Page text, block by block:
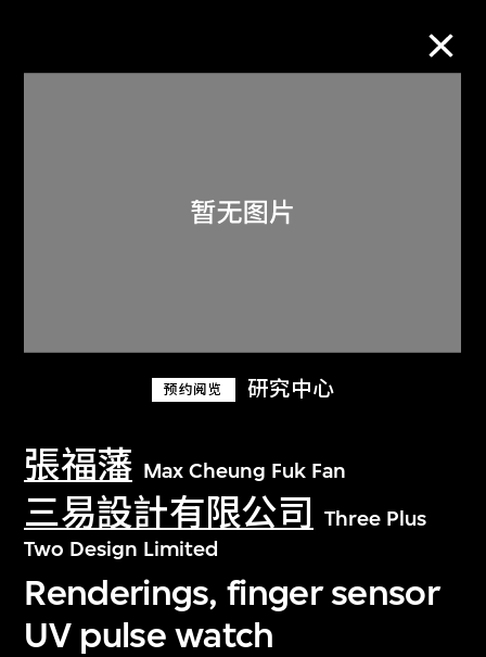
预约阅览 研究中心
張福藩 Max Cheung Fuk Fan
三易設計有限公司
Three Plus
Two Design Limited
Renderings, finger sensor
UV pulse watch
关于M+藏品
探索世界顶级的二十及二十一世纪视觉
文化藏品。